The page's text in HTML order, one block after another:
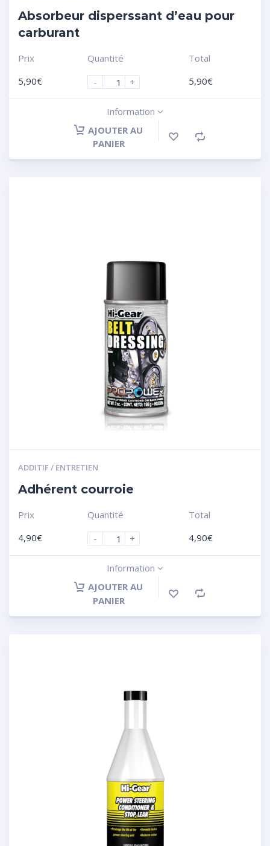
Absorbeur disperssant d’eau pour
carburant
Prix
5,90€
Quantité
-
+
Total
5,90€
Information
AJOUTER AU
PANIER
ADDITIF / ENTRETIEN
Adhérent courroie
Prix
4,90€
Quantité
-
+
Total
4,90€
Information
AJOUTER AU
PANIER